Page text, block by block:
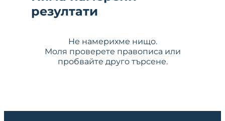
резултати
Не намерихме нищо.
Моля проверете правописа или
пробвайте друго търсене.